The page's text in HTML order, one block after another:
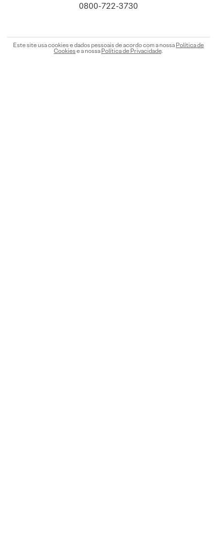
0800-722-3730
Este site usa cookies e dados pessoais de acordo com a nossa Política de
Cookiese a nossa Política de Privacidade.